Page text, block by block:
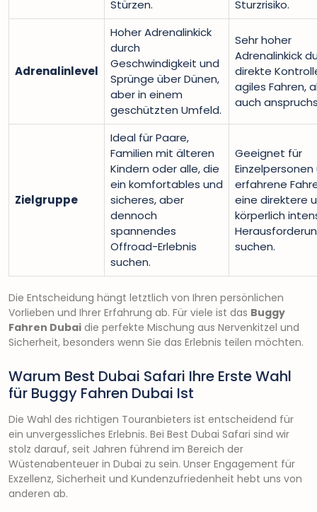
Stürzen. Sturzrisiko.
Adrenalinlevel
Hoher Adrenalinkick
durch
Geschwindigkeit und
Sprünge über Dünen,
aber in einem
geschützten Umfeld.
Sehr hoher
Adrenalinkick
direkte
agiles Fahren,
auch
Zielgruppe
Ideal für Paare,
Familien mit älteren
Kindern oder alle, die
ein komfortables und
sicheres, aber
dennoch
spannendes
Offroad-Erlebnis
suchen.
Geeignet für
Einzelpersonen
erfahrene
eine direktere
körperlich
suchen.
Die Entscheidung hängt letztlich von Ihren persönlichen
Vorlieben und Ihrer Erfahrung ab. Für viele ist das Buggy
Fahren Dubai die perfekte Mischung aus Nervenkitzel und
Sicherheit, besonders wenn Sie das Erlebnis teilen möchten.
Warum Best Dubai Safari Ihre Erste Wahl
für Buggy Fahren Dubai Ist
Die Wahl des richtigen Touranbieters ist entscheidend für
ein unvergessliches Erlebnis. Bei Best Dubai Safari sind wir
stolz darauf, seit Jahren führend im Bereich der
Wüstenabenteuer in Dubai zu sein. Unser Engagement für
Exzellenz, Sicherheit und Kundenzufriedenheit hebt uns von
anderen ab.